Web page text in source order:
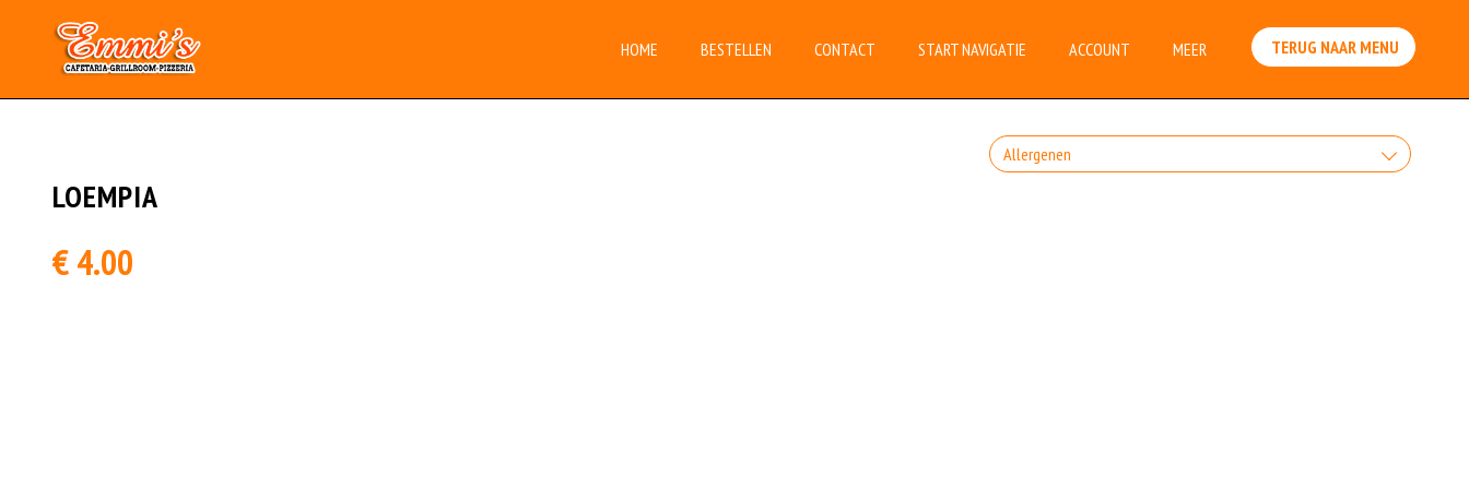
HOME
BESTELLEN CONTACT START NAVIGATIE ACCOUNT MEER TERUG NAAR MENU
LOEMPIA
€ 4.00
Allergenen